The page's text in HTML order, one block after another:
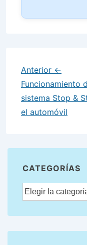
Anterior ←
Funcionamiento
sistema Stop &
el automóvil
CATEGORÍAS